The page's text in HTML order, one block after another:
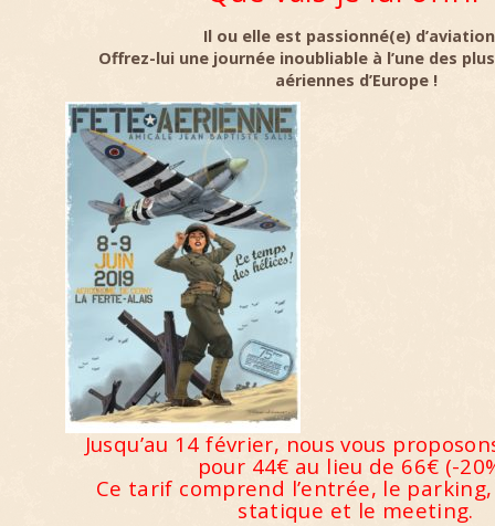
Il ou elle est passionné(e)
Offrez-lui une journée inoubliable à l’une des
aériennes d’Europe !
Jusqu’au 14 février, nous vous
pour 44€ au lieu de 66€ (-
Ce tarif comprend l’entrée, le
statique et le meeting.